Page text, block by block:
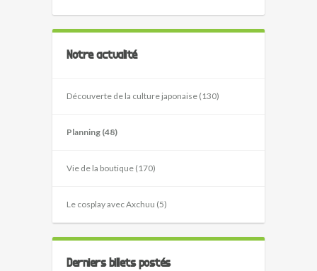
Notre actualité
Découverte de la culture japonaise (130)
Planning (48)
Vie de la boutique (170)
Le cosplay avec Axchuu (5)
Derniers billets postés